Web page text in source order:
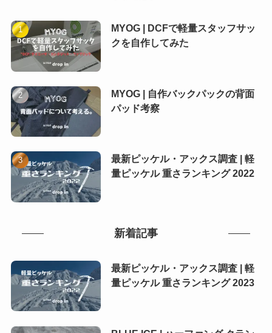
MYOG | DCFで軽量スタッフサッ
クを自作してみた
MYOG | 自作バックパックの背面
パッド考察
最新ピッケル・アックス調査 | 軽
量ピッケル 重さランキング 2022
新着記事
最新ピッケル・アックス調査 | 軽
量ピッケル 重さランキング 2023